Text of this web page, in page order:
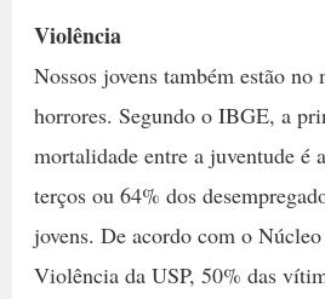
Violência
Nossos jovens também estão no
horrores. Segundo o IBGE, a
mortalidade entre a juventude é
terços ou 64% dos
jovens. De acordo com o
Violência da USP, 50% das